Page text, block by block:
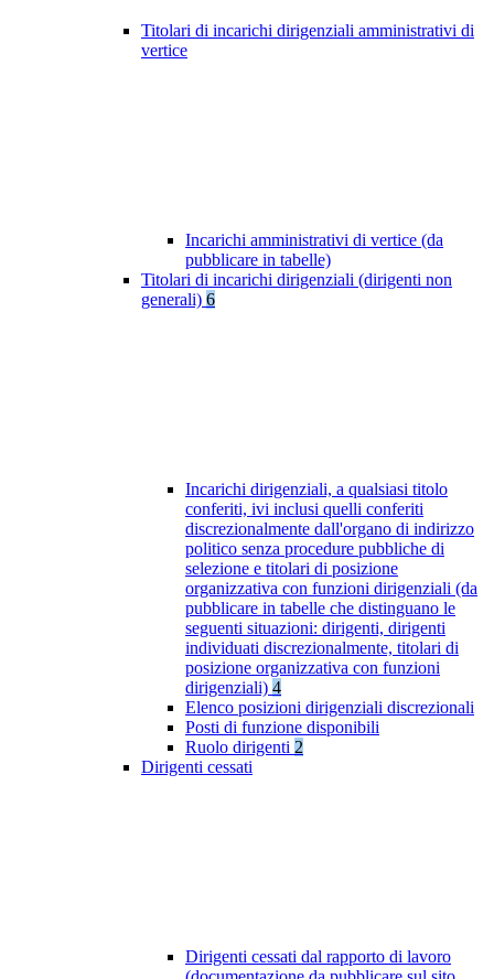
Titolari di incarichi dirigenziali amministrativi di
vertice
Incarichi amministrativi di vertice (da
pubblicare in tabelle)
Titolari di incarichi dirigenziali (dirigenti non
generali) 6
Incarichi dirigenziali, a qualsiasi titolo
conferiti, ivi inclusi quelli conferiti
discrezionalmente dall'organo di indirizzo
politico senza procedure pubbliche di
selezione e titolari di posizione
organizzativa con funzioni dirigenziali (da
pubblicare in tabelle che distinguano le
seguenti situazioni: dirigenti, dirigenti
individuati discrezionalmente, titolari di
posizione organizzativa con funzioni
dirigenziali) 4
Elenco posizioni dirigenziali discrezionali
Posti di funzione disponibili
Ruolo dirigenti 2
Dirigenti cessati
Dirigenti cessati dal rapporto di lavoro